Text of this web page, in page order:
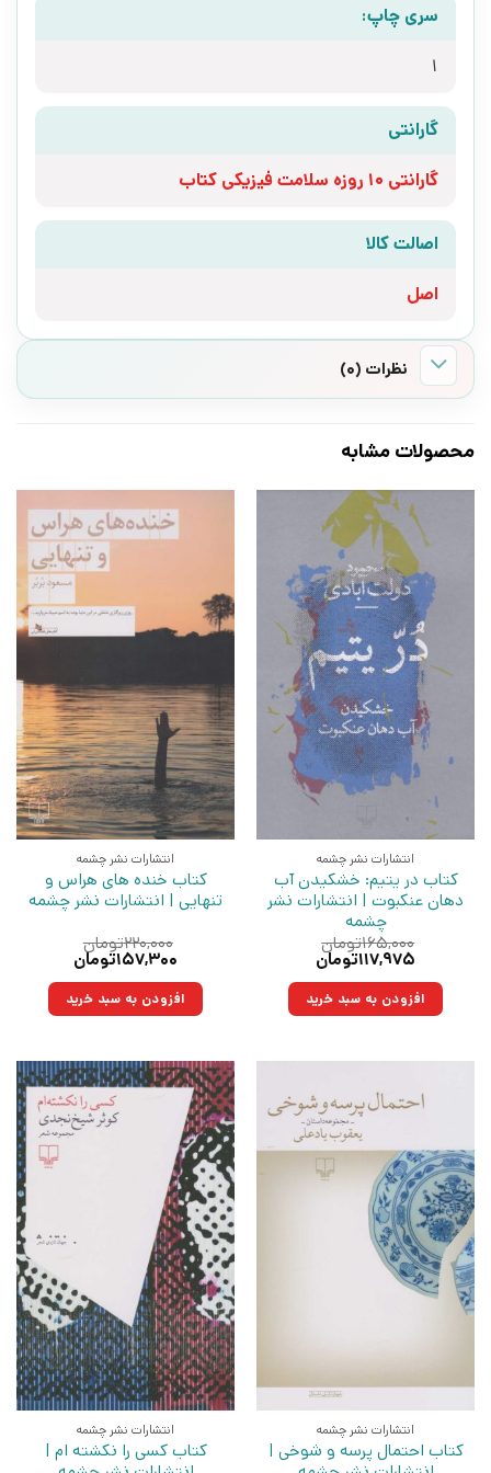
سری چاپ:
1
گارانتی
گارانتی 10 روزه سلامت فیزیکی کتاب
اصالت کالا
اصل
نظرات (0)
محصولات مشابه
انتشارات نشر چشمه
کتاب در یتیم: خشکیدن آب
دهان عنکبوت | انتشارات نشر
چشمه
۱۶۵,۰۰۰تومان
قیمت
۱۶۵,۰۰۰تومان
بود.
۱۱۷,۹۷۵تومان
۱۱۷,۹۷۵تومان.افزودن به سبد خرید
انتشارات نشر چشمه
کتاب خنده های هراس و
تنهایی | انتشارات نشر چشمه
۲۲۰,۰۰۰تومان
قیمت
۲۲۰,۰۰۰تومان
بود.
۱۵۷,۳۰۰تومان
۱۵۷,۳۰۰تومان.افزودن به سبد خرید
انتشارات نشر چشمه
کتاب احتمال پرسه و شوخی |
انتشارات نشر چشمه
کتاب کسی را نکشته ام |